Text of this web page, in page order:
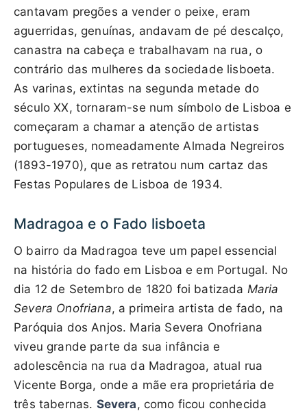
cantavam pregões a vender o peixe, eram
aguerridas, genuínas, andavam de pé descalço,
canastra na cabeça e trabalhavam na rua, o
contrário das mulheres da sociedade lisboeta.
As varinas, extintas na segunda metade do
século XX, tornaram-se num símbolo de Lisboa e
começaram a chamar a atenção de artistas
portugueses, nomeadamente Almada Negreiros
(1893-1970), que as retratou num cartaz das
Festas Populares de Lisboa de 1934.
Madragoa e o Fado lisboeta
O bairro da Madragoa teve um papel essencial
na história do fado em Lisboa e em Portugal. No
dia 12 de Setembro de 1820 foi batizada Maria
Severa Onofriana, a primeira artista de fado, na
Paróquia dos Anjos. Maria Severa Onofriana
viveu grande parte da sua infância e
adolescência na rua da Madragoa, atual rua
Vicente Borga, onde a mãe era proprietária de
três tabernas. Severa, como ficou conhecida